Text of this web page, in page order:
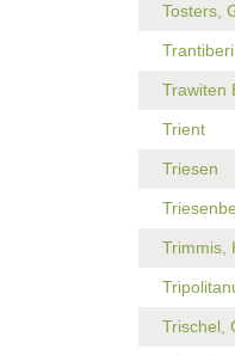
Tosters,
Trawiten
Trient
Triesen
Trimmis,
Trischel,